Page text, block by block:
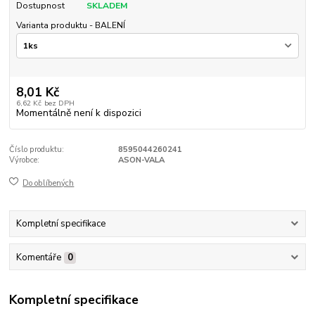
Dostupnost
SKLADEM
Varianta produktu - BALENÍ
8,01 Kč
6,62 Kč bez DPH
Momentálně není k dispozici
Číslo produktu:
8595044260241
Výrobce:
ASON-VALA
Do oblíbených
Kompletní specifikace
Komentáře 0
Kompletní specifikace